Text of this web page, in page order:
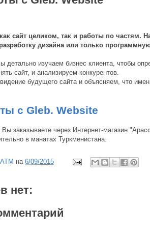
сайт целиком, так и работы по
дизайна или только
детально изучаем бизнес клиента, чтобы
сайт, и анализируем конкурентов.
будущего сайта и объясняем, что
с Gleb. Website
заказываете через Интернет-магазин
в манатах Туркменистана.
на 6/09/2015
нет: